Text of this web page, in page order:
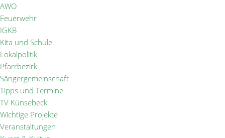
AWO
Feuerwehr
IGKB
Kita und Schule
Lokalpolitik
Pfarrbezirk
Sängergemeinschaft
Tipps und Termine
TV Künsebeck
Wichtige Projekte
Veranstaltungen